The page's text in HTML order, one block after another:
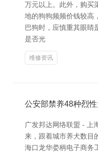
万元以上。此外，购买
地的狗狗频频价钱较高
巴狗时，应慎重其眼睛
是否光
维修资讯
公安部禁养48种烈
广发邦达网络联盟 - 上
来，跟着城市养犬数目
海口龙华娄柄电子商务